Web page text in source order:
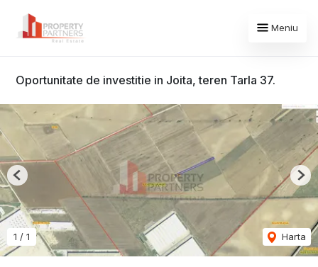
Meniu
Oportunitate de investitie in Joita, teren Tarla 37.
1 / 1 Harta
Previous